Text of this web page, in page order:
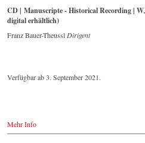
mit 42 Musikern – ist Zeugnis für die nach wie
Lebendigkeit, Genialität und Aktualität dieser
Neben den 2016 im hauseigenen Label neu
Diese digital überarbeite Aufnahme aus den
CD | Manuscripte - Historical Recording |
digital erhältlich)
Franz Bauer-Theussl Dirigent
Verfügbar ab 3. September 2021.
Mehr Info